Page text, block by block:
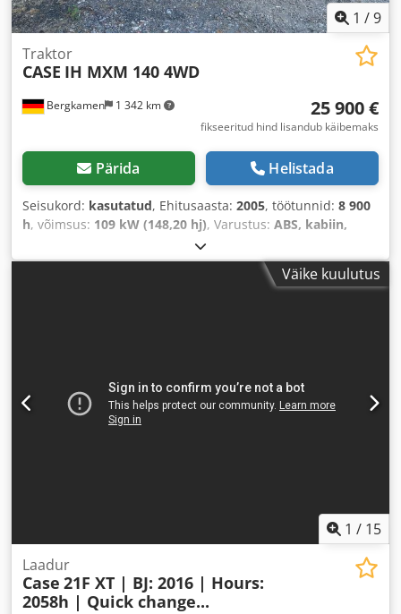
1 /9
Bergkamen 1 342 km
Traktor
CASE IH MXM 140 4WD
25 900 €
fikseeritud hind lisandub käibemaks
Pärida Helistada
Seisukord: kasutatud, Ehitusaasta: 2005, töötunnid: 8 900
h, võimsus: 109 kW (148,20 hj), Varustus: ABS, kabiin,
Väike kuulutus
1 / 15
Laadur
Case 21F XT | BJ: 2016 | Hours:
2058h | Quick change...